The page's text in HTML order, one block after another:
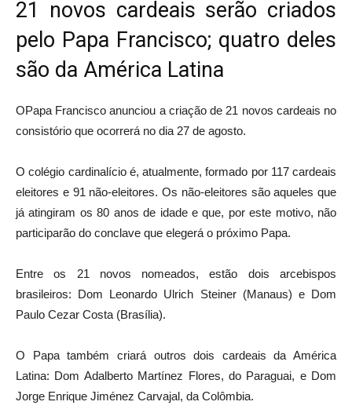
21 novos cardeais serão criados
pelo Papa Francisco; quatro deles
são da América Latina
OPapa Francisco anunciou a criação de 21 novos cardeais no
consistório que ocorrerá no dia 27 de agosto.
O colégio cardinalício é, atualmente, formado por 117 cardeais
eleitores e 91 não-eleitores. Os não-eleitores são aqueles que
já atingiram os 80 anos de idade e que, por este motivo, não
participarão do conclave que elegerá o próximo Papa.
Entre os 21 novos nomeados, estão dois arcebispos
brasileiros: Dom Leonardo Ulrich Steiner (Manaus) e Dom
Paulo Cezar Costa (Brasília).
O Papa também criará outros dois cardeais da América
Latina: Dom Adalberto Martínez Flores, do Paraguai, e Dom
Jorge Enrique Jiménez Carvajal, da Colômbia.